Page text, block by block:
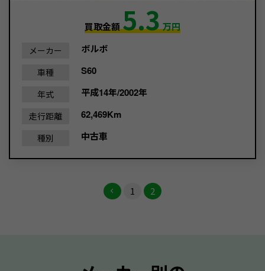
買取金額5.3万円
メーカー ボルボ
車種 S60
年式 平成14年/2002年
走行距離 62,469Km
種別 中古車
1 2